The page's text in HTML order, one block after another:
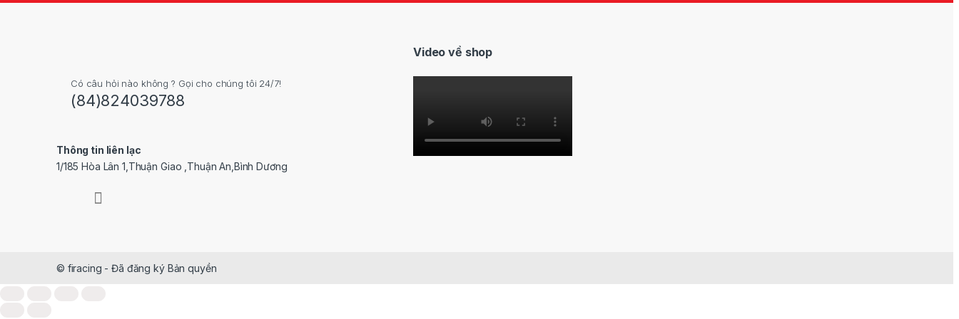
i
Có câu hỏi nào không ? Gọi cho chúng tôi 24/7!
(84)824039788
Thông tin liên lạc
1/185 Hòa Lân 1,Thuận Giao ,Thuận An,Bình Dương
Video về shop
© firacing - Đã đăng ký Bản quyền